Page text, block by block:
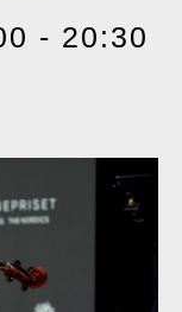
- 20:30